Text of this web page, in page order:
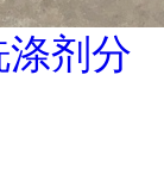
剂分